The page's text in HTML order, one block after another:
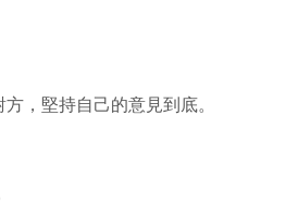
，堅持自己的意見到底。